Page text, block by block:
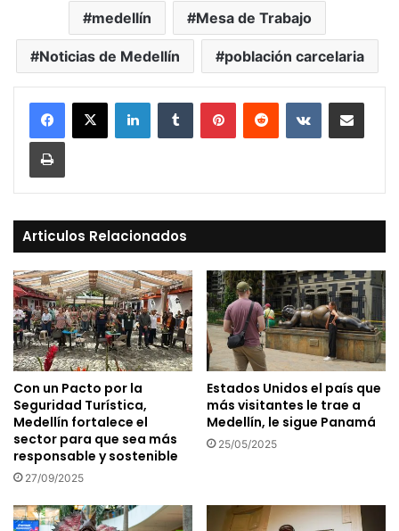
medellín Mesa de Trabajo
Noticias de Medellín población carcelaria
LinkedInTumblr PinterestReddit VKontakteCompartir vía Mail
Print
Articulos Relacionados
Con un Pacto por la
Seguridad Turística,
Medellín fortalece el
sector para que sea más
responsable y sostenible
27/09/2025
Estados Unidos el país que
más visitantes le trae a
Medellín, le sigue Panamá
25/05/2025